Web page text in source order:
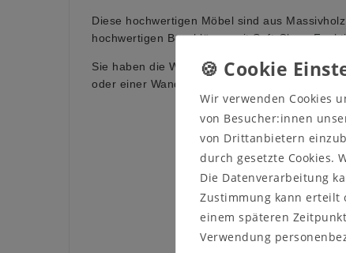
Diese hochwertigen Möbel sind aus
hochwertigen Beschlägen mit Soft-Close-
Sie haben die Wahl zwischen 9 verschiedenen
oder einer Wandaufhängung.
Wir verwenden Cookies
von Besucher:innen
von Drittanbietern
durch gesetzte Cookies.
Die Datenverarbeitung
Zustimmung kann erteilt
einem späteren
Verwendung